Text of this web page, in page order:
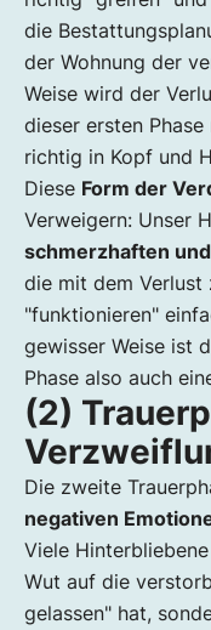
die
der Wohnung der
Weise wird der
dieser ersten
richtig in Kopf und
Diese Form der
Verweigern: Unser
schmerzhaften
die mit dem Verlust
"funktionieren"
gewisser Weise ist
Phase also auch
(2)
Die zweite
negativen
Viele
Wut auf die
gelassen" hat,